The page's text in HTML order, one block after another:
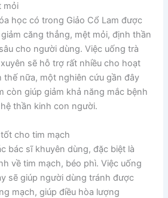
mỏi
học có trong Giảo Cổ Lam được
căng thẳng, mệt mỏi, định thần
cho người dùng. Việc uống trà
sẽ hỗ trợ rất nhiều cho hoạt
thế nữa, một nghiên cứu gần đây
còn giúp giảm khả năng mắc bệnh
thần kinh con người.
cho tim mạch
bác sĩ khuyên dùng, đặc biệt là
về tim mạch, béo phì. Việc uống
sẽ giúp người dùng tránh được
mạch, giúp điều hòa lượng